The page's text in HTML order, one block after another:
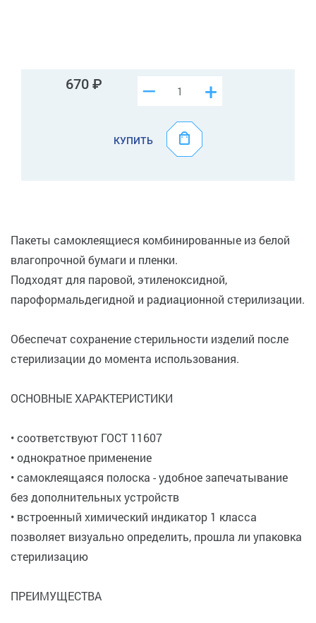
670 +
–
КУПИТЬ
Пакеты самоклеящиеся комбинированные из белой
влагопрочной бумаги и пленки.
Подходят для паровой, этиленоксидной,
пароформальдегидной и радиационной стерилизации.
Обеспечат сохранение стерильности изделий после
стерилизации до момента использования.
ОСНОВНЫЕ ХАРАКТЕРИСТИКИ
• соответствуют ГОСТ 11607
• однократное применение
• самоклеящаяся полоска - удобное запечатывание
без дополнительных устройств
• встроенный химический индикатор 1 класса
позволяет визуально определить, прошла ли упаковка
стерилизацию
ПРЕИМУЩЕСТВА